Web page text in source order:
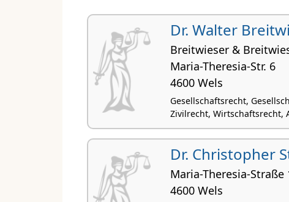
Dr. Walter
Breitwieser &
Maria-Theresia-Str. 6
4600 Wels
Gesellschaftsrecht,
Zivilrecht, Wirtschaftsrecht,
Dr. Christopher
Maria-Theresia-Straße
4600 Wels